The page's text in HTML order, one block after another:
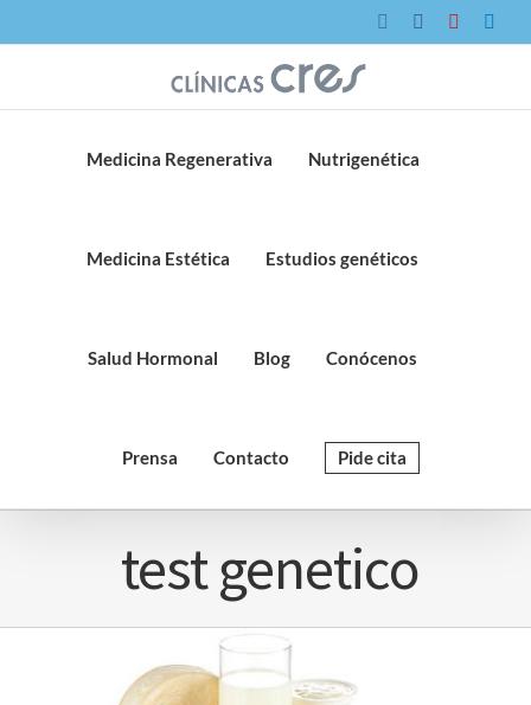
al
InstagramFacebookYouTube
Medicina Regenerativa Nutrigenética
Medicina Estética Estudios genéticos
Salud Hormonal Blog Conócenos
Prensa Contacto Pide cita
test genetico